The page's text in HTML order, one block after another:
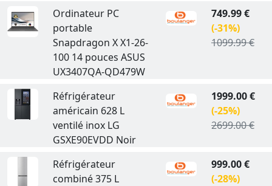
Ordinateur PC
portable
Snapdragon X X1-26-
100 14 pouces ASUS
UX3407QA-QD479W
749.99 €
(-31%)
1099.99 €
Réfrigérateur
américain 628 L
ventilé inox LG
GSXE90EVDD Noir
1999.00 €
(-25%)
2699.00 €
Réfrigérateur
combiné 375 L
999.00 €
(-28%)